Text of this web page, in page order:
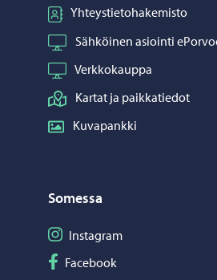
Yhteystietohakemisto
Sähköinen asiointi
Verkkokauppa
Kartat ja paikkatiedot
Kuvapankki
Somessa
Seuraa Instagram
Instagram
Seuraa Facebook
Facebook